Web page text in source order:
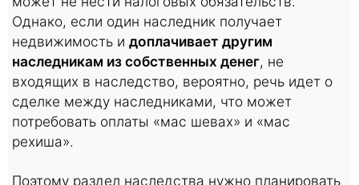
Однако, если один наследник получает
недвижимость и доплачивает другим
наследникам из собственных денег, не
входящих в наследство, вероятно, речь идет о
сделке между наследниками, что может
потребовать оплаты «мас шевах» и «мас
рехиша».
Поэтому раздел наследства нужно планировать